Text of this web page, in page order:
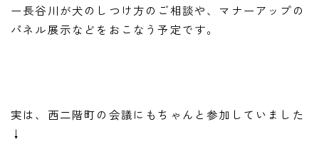
ー長谷川が犬のしつけ方のご相談や、マナーアップの
パネル展示などをおこなう予定です。
実は、西二階町の会議にもちゃんと参加していました
↓